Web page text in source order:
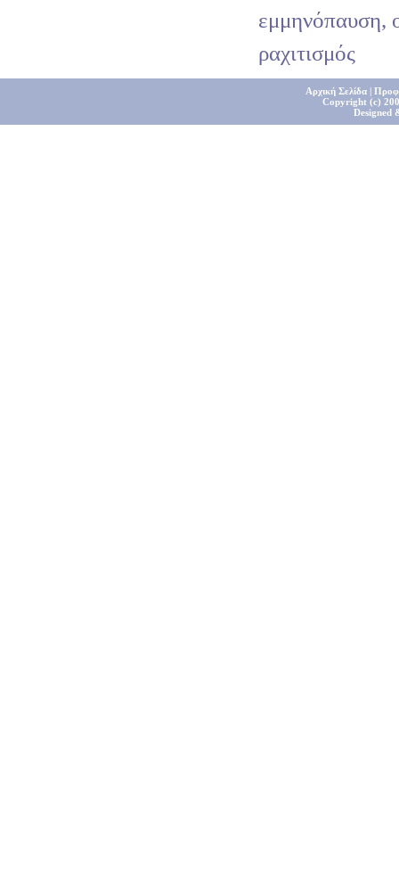
εμμηνόπαυση,
ραχιτισμός
Αρχική Σελίδα|
Copyright (c)
Designed